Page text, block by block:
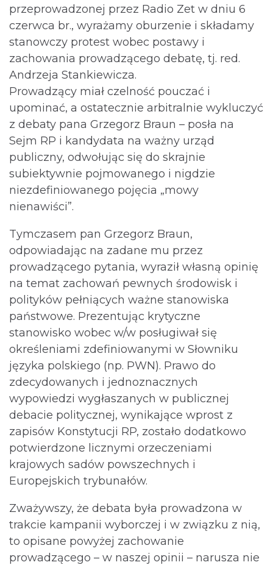
przeprowadzonej przez Radio Zet w dniu 6
czerwca br., wyrażamy oburzenie i składamy
stanowczy protest wobec postawy i
zachowania prowadzącego debatę, tj. red.
Andrzeja Stankiewicza.
Prowadzący miał czelność pouczać i
upominać, a ostatecznie arbitralnie wykluczyć
z debaty pana Grzegorz Braun – posła na
Sejm RP i kandydata na ważny urząd
publiczny, odwołując się do skrajnie
subiektywnie pojmowanego i nigdzie
niezdefiniowanego pojęcia „mowy
nienawiści”.
Tymczasem pan Grzegorz Braun,
odpowiadając na zadane mu przez
prowadzącego pytania, wyraził własną opinię
na temat zachowań pewnych środowisk i
polityków pełniących ważne stanowiska
państwowe. Prezentując krytyczne
stanowisko wobec w/w posługiwał się
określeniami zdefiniowanymi w Słowniku
języka polskiego (np. PWN). Prawo do
zdecydowanych i jednoznacznych
wypowiedzi wygłaszanych w publicznej
debacie politycznej, wynikające wprost z
zapisów Konstytucji RP, zostało dodatkowo
potwierdzone licznymi orzeczeniami
krajowych sadów powszechnych i
Europejskich trybunałów.
Zważywszy, że debata była prowadzona w
trakcie kampanii wyborczej i w związku z nią,
to opisane powyżej zachowanie
prowadzącego – w naszej opinii – narusza nie